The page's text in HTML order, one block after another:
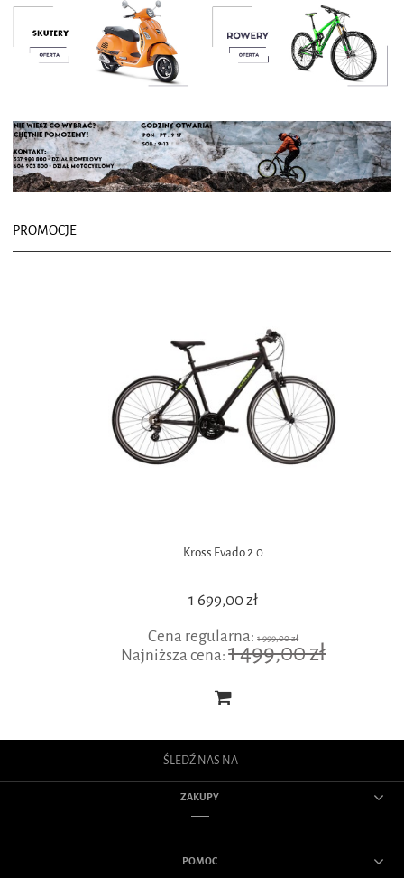
PROMOCJE
Kross Evado 2.0
1 699,00 zł
Cena regularna:1 999,00 zł
Najniższa cena:1 499,00 zł
ŚLEDŹ NAS NA
ZAKUPY
POMOC